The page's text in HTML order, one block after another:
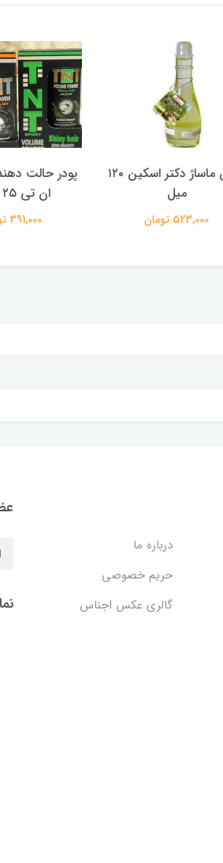
روغن ماساژ دکتر اسکین ۱۲۰
میل
523,000 تومان
پودر حالت
ان تی ۲۵ گرمی
391,000 تومان
درباره ما
حریم خصوصی
گالری عکس اجناس